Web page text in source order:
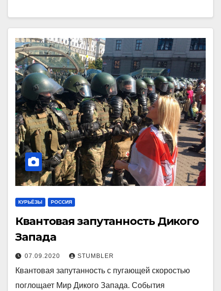
КУРЬЁЗЫ РОССИЯ
Квантовая запутанность Дикого
Запада
07.09.2020 STUMBLER
Квантовая запутанность с пугающей скоростью
поглощает Мир Дикого Запада. События